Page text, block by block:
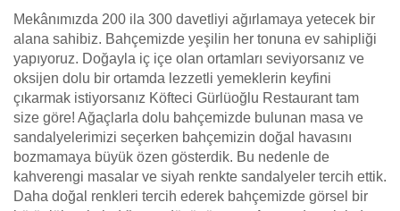
Mekânımızda 200 ila 300 davetliyi ağırlamaya yetecek bir
alana sahibiz. Bahçemizde yeşilin her tonuna ev sahipliği
yapıyoruz. Doğayla iç içe olan ortamları seviyorsanız ve
oksijen dolu bir ortamda lezzetli yemeklerin keyfini
çıkarmak istiyorsanız Köfteci Gürlüoğlu Restaurant tam
size göre! Ağaçlarla dolu bahçemizde bulunan masa ve
sandalyelerimizi seçerken bahçemizin doğal havasını
bozmamaya büyük özen gösterdik. Bu nedenle de
kahverengi masalar ve siyah renkte sandalyeler tercih ettik.
Daha doğal renkleri tercih ederek bahçemizde görsel bir